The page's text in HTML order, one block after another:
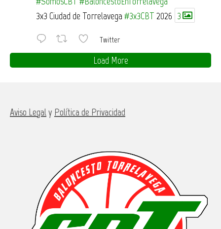
3x3 Ciudad de Torrelavega #3x3CBT 2026 3
Twitter
Load More
Aviso Legaly Política de Privacidad